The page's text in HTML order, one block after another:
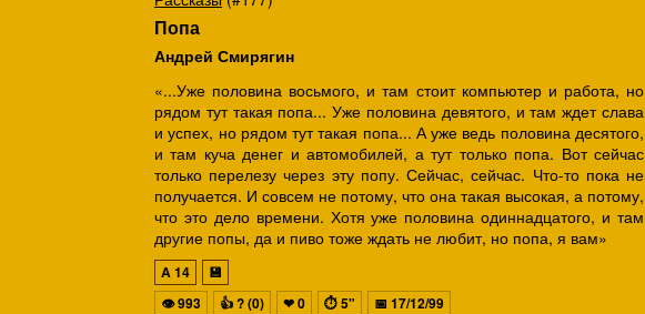
Попа
Андрей Смирягин
«...Уже половина восьмого, и там стоит компьютер и работа, но
рядом тут такая попа... Уже половина девятого, и там ждет слава
и успех, но рядом тут такая попа... А уже ведь половина десятого,
и там куча денег и автомобилей, а тут только попа. Вот сейчас
только перелезу через эту попу. Сейчас, сейчас. Что-то пока не
получается. И совсем не потому, что она такая высокая, а потому,
что это дело времени. Хотя уже половина одиннадцатого, и там
другие попы, да и пиво тоже ждать не любит, но попа, я вам»
A14
💾
👁993 👍? (0) ❤0 ⏱5" 📅 17/12/99